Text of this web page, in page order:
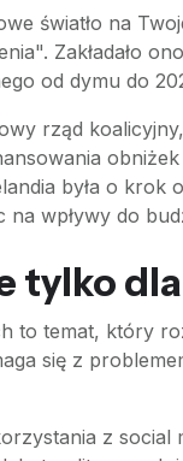
światło na
Zakładało
od dymu do
rząd
była o
wpływy do
tylko
to temat, który
się z
z